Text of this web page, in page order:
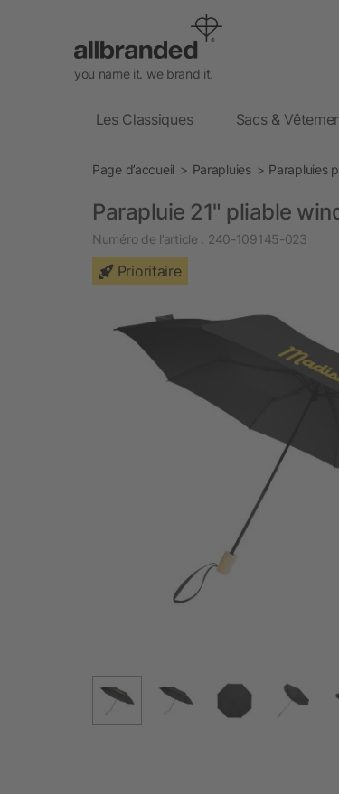
you name it. we brand it.
Les Classiques Sacs &
Page d’accueil Parapluies Parapluies
Parapluie 21" pliable
Numéro de l’article : 240-109145-023
Prioritaire